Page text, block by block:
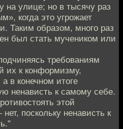
на улице; но в тысячу раз
когда это угрожает
Таким образом, много раз
был стать мучеником или
требованиям
их к конформизму,
в конечном итоге
ненависть к самому себе.
этой
поскольку ненависть к